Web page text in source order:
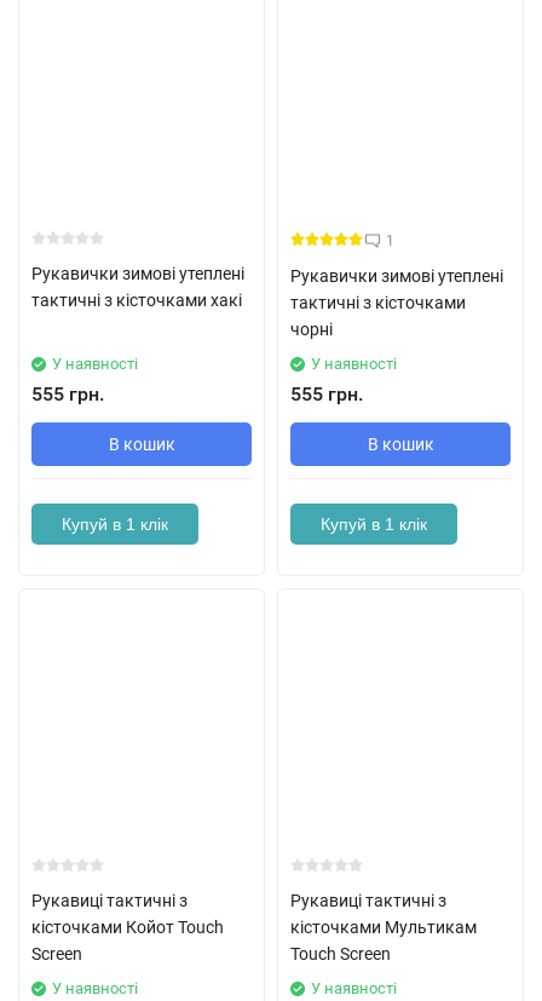
Рукавички зимові утеплені
тактичні з кісточками хакі
У наявності
555 грн.
В кошик
Купуй в 1 клік
1
Рукавички зимові утеплені
тактичні з кісточками
чорні
У наявності
555 грн.
В кошик
Купуй в 1 клік
Рукавиці тактичні з
кісточками Койот Touch
Screen
У наявності
Рукавиці тактичні з
кісточками Мультикам
Touch Screen
У наявності